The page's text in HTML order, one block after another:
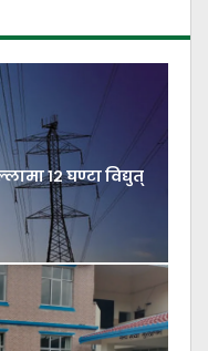
१२ घण्टा विद्युत्